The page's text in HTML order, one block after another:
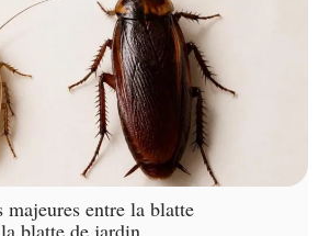
majeures entre la blatte
blatte de jardin